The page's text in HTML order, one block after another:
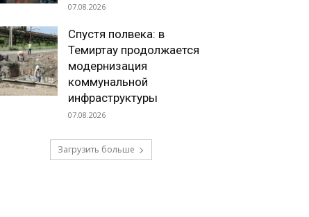
07.08.2026
Спустя полвека: в
Темиртау продолжается
модернизация
коммунальной
инфраструктуры
07.08.2026
Загрузить больше